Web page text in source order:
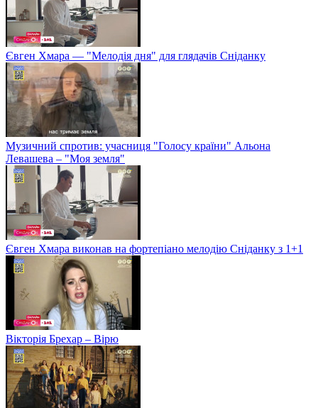
Євген Хмара — "Мелодія дня" для глядачів Сніданку
Музичний спротив: учасниця "Голосу країни" Альона
Левашева – "Моя земля"
Євген Хмара виконав на фортепіано мелодію Сніданку з 1+1
Вікторія Брехар – Вірю